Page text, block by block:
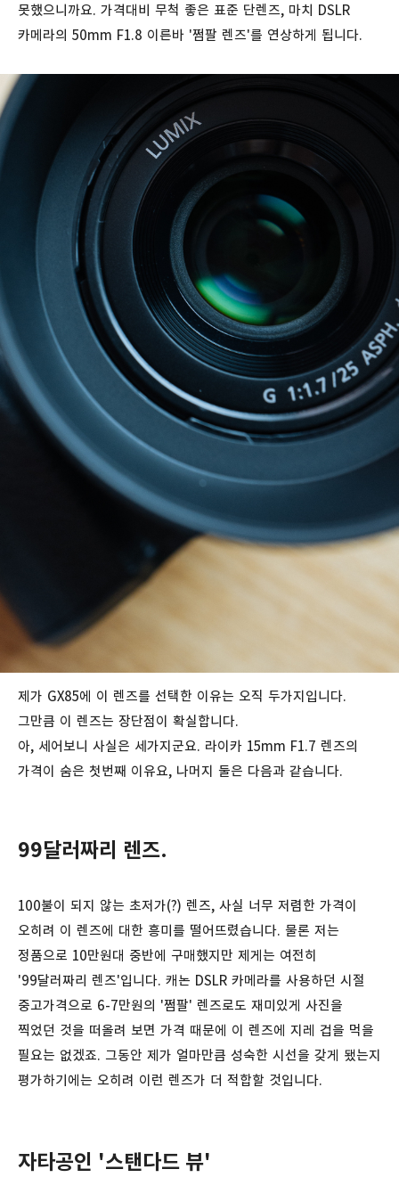
못했으니까요. 가격대비 무척 좋은 표준 단렌즈, 마치 DSLR
카메라의 50mm F1.8 이른바 '쩜팔 렌즈'를 연상하게 됩니다.
제가 GX85에 이 렌즈를 선택한 이유는 오직 두가지입니다.
그만큼 이 렌즈는 장단점이 확실합니다.
아, 세어보니 사실은 세가지군요. 라이카 15mm F1.7 렌즈의
가격이 숨은 첫번째 이유요, 나머지 둘은 다음과 같습니다.
99달러짜리 렌즈.
100불이 되지 않는 초저가(?) 렌즈, 사실 너무 저렴한 가격이
오히려 이 렌즈에 대한 흥미를 떨어뜨렸습니다. 물론 저는
정품으로 10만원대 중반에 구매했지만 제게는 여전히
'99달러짜리 렌즈'입니다. 캐논 DSLR 카메라를 사용하던 시절
중고가격으로 6-7만원의 '쩜팔' 렌즈로도 재미있게 사진을
찍었던 것을 떠올려 보면 가격 때문에 이 렌즈에 지레 겁을 먹을
필요는 없겠죠. 그동안 제가 얼마만큼 성숙한 시선을 갖게 됐는지
평가하기에는 오히려 이런 렌즈가 더 적합할 것입니다.
자타공인 '스탠다드 뷰'